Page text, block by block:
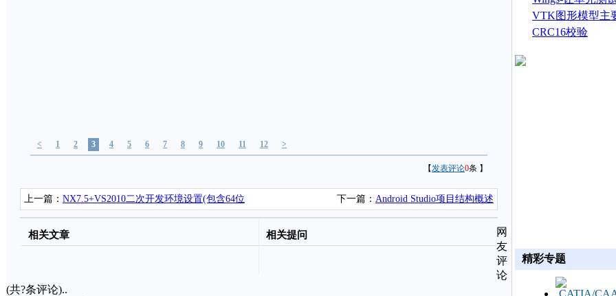
< 1 2 3 4 5 6 7 8 9 10 11 12 >
【发表评论0条 】
上一篇： NX7.5+VS2010二次开发环境设置(包含64位
系统)
下一篇： Android Studio项目结构概述
相关文章 相关提问
网
友
评
论
(共?条评论)..
生成
VTK图形模型主
CRC16校验
精彩专题